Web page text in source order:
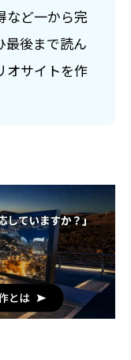
など一から完
最後まで読ん
オサイトを作